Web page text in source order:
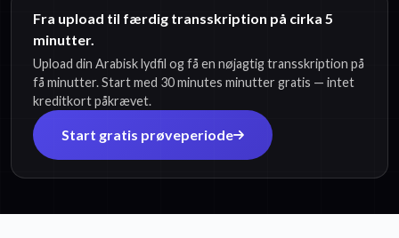
Fra upload til færdig transskription på cirka 5
minutter.
Upload din Arabisk lydfil og få en nøjagtig transskription på
få minutter. Start med 30 minutes minutter gratis — intet
kreditkort påkrævet.
Start gratis prøveperiode